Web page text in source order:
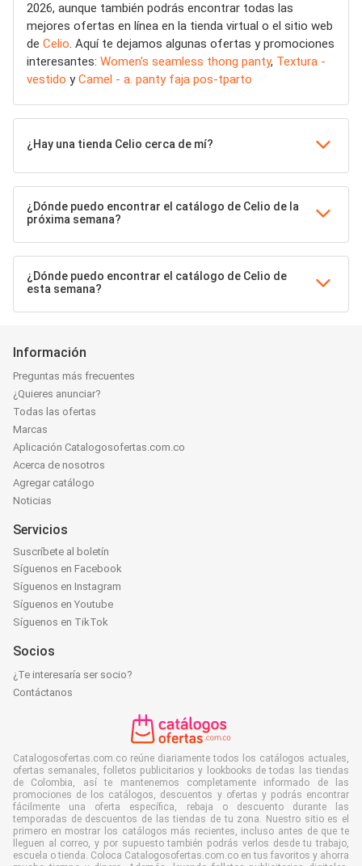
2026, aunque también podrás encontrar todas las
mejores ofertas en línea en la tienda virtual o el sitio web
de Celio. Aquí te dejamos algunas ofertas y promociones
interesantes: Women's seamless thong panty, Textura -
vestido yCamel - a. panty faja pos-tparto
¿Hay una tienda Celio cerca de mí?
¿Dónde puedo encontrar el catálogo de Celio de la
próxima semana?
¿Dónde puedo encontrar el catálogo de Celio de
esta semana?
Información
Preguntas más frecuentes
¿Quieres anunciar?
Todas las ofertas
Marcas
Aplicación Catalogosofertas.com.co
Acerca de nosotros
Agregar catálogo
Noticias
Servicios
Suscríbete al boletín
Síguenos en Facebook
Síguenos en Instagram
Síguenos en Youtube
Síguenos en TikTok
Socios
¿Te interesaría ser socio?
Contáctanos
Catalogosofertas.com.co reúne diariamente todos los catálogos actuales,
ofertas semanales, folletos publicitarios y lookbooks de todas las tiendas
de Colombia, así te mantenemos completamente informado de las
promociones de los catálogos, descuentos y ofertas y podrás encontrar
fácilmente una oferta específica, rebaja o descuento durante las
temporadas de descuentos de las tiendas de tu zona. Nuestro sitio es el
primero en mostrar los catálogos más recientes, incluso antes de que te
lleguen al correo, y por supuesto también podrás verlos desde tu trabajo,
escuela o tienda. Coloca Catalogosofertas.com.co en tus favoritos y ahorra